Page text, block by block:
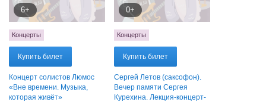
6+
Концерты
Купить билет
Концерт солистов Люмос
«Вне времени. Музыка,
которая живёт»
0+
Концерты
Купить билет
Сергей Летов (саксофон).
Вечер памяти Сергея
Курехина. Лекция-концерт-